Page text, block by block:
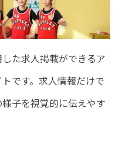
た求人掲載ができるア
です。求人情報だけで
子を視覚的に伝えやす